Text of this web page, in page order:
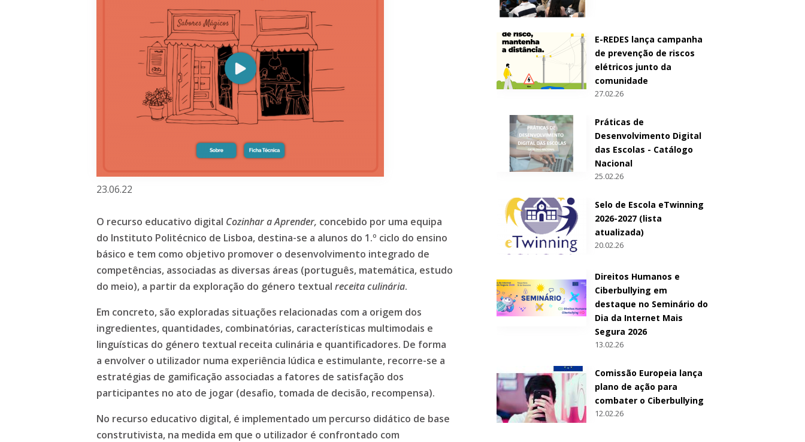
23.06.22
O recurso educativo digital Cozinhar a Aprender, concebido por uma equipa
do Instituto Politécnico de Lisboa, destina-se a alunos do 1.º ciclo do ensino
básico e tem como objetivo promover o desenvolvimento integrado de
competências, associadas as diversas áreas (português, matemática, estudo
do meio), a partir da exploração do género textual receita culinária.
Em concreto, são exploradas situações relacionadas com a origem dos
ingredientes, quantidades, combinatórias, características multimodais e
linguísticas do género textual receita culinária e quantificadores. De forma
a envolver o utilizador numa experiência lúdica e estimulante, recorre-se a
estratégias de gamificação associadas a fatores de satisfação dos
participantes no ato de jogar (desafio, tomada de decisão, recompensa).
No recurso educativo digital, é implementado um percurso didático de base
construtivista, na medida em que o utilizador é confrontado com
E-REDES lança campanha
de prevenção de riscos
elétricos junto da
comunidade
27.02.26
Práticas de
Desenvolvimento Digital
das Escolas - Catálogo
Nacional
25.02.26
Selo de Escola eTwinning
2026-2027 (lista
atualizada)
20.02.26
Direitos Humanos e
Ciberbullying em
destaque no Seminário do
Dia da Internet Mais
Segura 2026
13.02.26
Comissão Europeia lança
plano de ação para
combater o Ciberbullying
12.02.26